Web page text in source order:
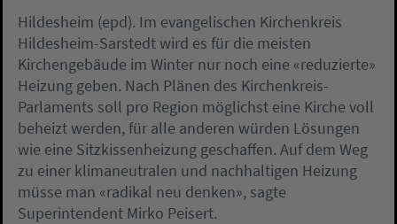
Hildesheim (epd). Im evangelischen Kirchenkreis
Hildesheim-Sarstedt wird es für die meisten
Kirchengebäude im Winter nur noch eine «reduzierte»
Heizung geben. Nach Plänen des Kirchenkreis-
Parlaments soll pro Region möglichst eine Kirche voll
beheizt werden, für alle anderen würden Lösungen
wie eine Sitzkissenheizung geschaffen. Auf dem Weg
zu einer klimaneutralen und nachhaltigen Heizung
müsse man «radikal neu denken», sagte
Superintendent Mirko Peisert.